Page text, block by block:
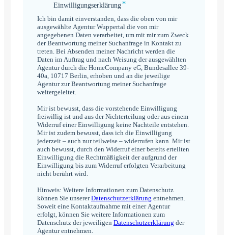
Einwilligungserklärung
Einwilligungserklärung*
Ich bin damit einverstanden, dass die oben von mir
ausgewählte Agentur Wuppertal die von mir
angegebenen Daten verarbeitet, um mit mir zum Zweck
der Beantwortung meiner Suchanfrage in Kontakt zu
treten. Bei Absenden meiner Nachricht werden die
Daten im Auftrag und nach Weisung der ausgewählten
Agentur durch die HomeCompany eG, Bundesallee 39-
40a, 10717 Berlin, erhoben und an die jeweilige
Agentur zur Beantwortung meiner Suchanfrage
weitergeleitet.
Mir ist bewusst, dass die vorstehende Einwilligung
freiwillig ist und aus der Nichterteilung oder aus einem
Widerruf einer Einwilligung keine Nachteile entstehen.
Mir ist zudem bewusst, dass ich die Einwilligung
jederzeit – auch nur teilweise – widerrufen kann. Mir ist
auch bewusst, durch den Widerruf einer bereits erteilten
Einwilligung die Rechtmäßigkeit der aufgrund der
Einwilligung bis zum Widerruf erfolgten Verarbeitung
nicht berührt wird.
Hinweis: Weitere Informationen zum Datenschutz
können Sie unsererDatenschutzerklärung entnehmen.
Soweit eine Kontaktaufnahme mit einer Agentur
erfolgt, können Sie weitere Informationen zum
Datenschutz der jeweiligen Datenschutzerklärung der
Agentur entnehmen.